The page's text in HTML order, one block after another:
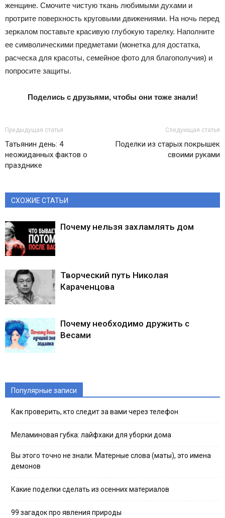
женщине. Смочите чистую ткань любимыми духами и
протрите поверхность круговыми движениями. На ночь перед
зеркалом поставьте красивую глубокую тарелку. Наполните
ее символическими предметами (монетка для достатка,
расческа для красоты, семейное фото для благополучия) и
попросите защиты.
Поделись с друзьями, чтобы они тоже знали!
Предыдущая статья
Татьянин день: 4
неожиданных фактов о
празднике
Следующая статья
Поделки из старых покрышек
своими руками
СХОЖИЕ СТАТЬИ
Почему нельзя захламлять дом
Творческий путь Николая
Караченцова
Почему необходимо дружить с
Весами
Популярные записи
Как проверить, кто следит за вами через телефон
Меламиновая губка: лайфхаки для уборки дома
Вы этого точно не знали. Матерные слова (маты), это имена
демонов
Какие поделки сделать из осенних материалов
99 загадок про явления природы